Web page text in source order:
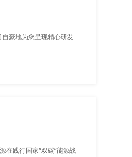
豪地为您呈现精心研发
在践行国家“双碳”能源战